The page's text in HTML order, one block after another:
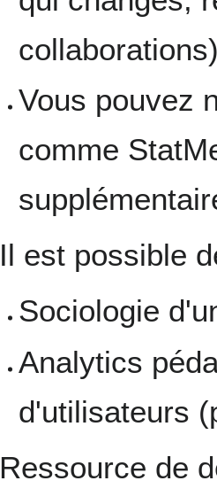
Vous pouvez
comme
Il est possible
Sociologie
Analytics
d'utilisateurs
Ressource de